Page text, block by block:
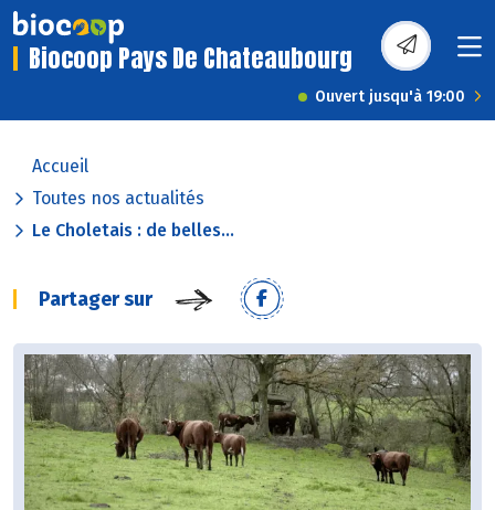
Biocoop Pays De Chateaubourg
Ouvert jusqu'à 19:00
Accueil
Toutes nos actualités
Le Choletais : de belles...
Partager sur